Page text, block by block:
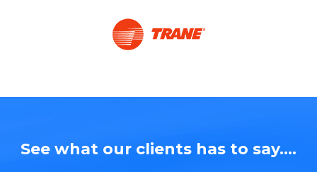
See what our clients has to say....